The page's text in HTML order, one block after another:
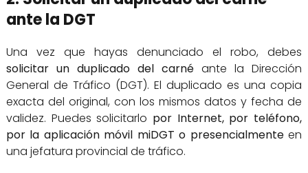
ante la DGT
Una vez que hayas denunciado el robo, debes
solicitar un duplicado del carnéante la Dirección
General de Tráfico (DGT). El duplicado es una copia
exacta del original, con los mismos datos y fecha de
validez. Puedes solicitarlo por Internet, por teléfono,
por la aplicación móvil miDGT o presencialmenteen
una jefatura provincial de tráfico.